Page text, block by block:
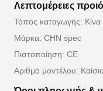
Λεπτομέρειες
Τόπος καταγωγής: Κίνα
Μάρκα: CHN spec
Πιστοποίηση: CE
Αριθμό μοντέλου: